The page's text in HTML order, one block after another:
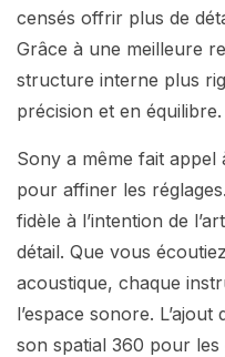
censés offrir plus de
Grâce à une meilleure
structure interne plus
précision et en équilibre.
Sony a même fait appel
pour affiner les
fidèle à l’intention de
détail. Que vous
acoustique, chaque
l’espace sonore. L’ajout
son spatial 360 pour